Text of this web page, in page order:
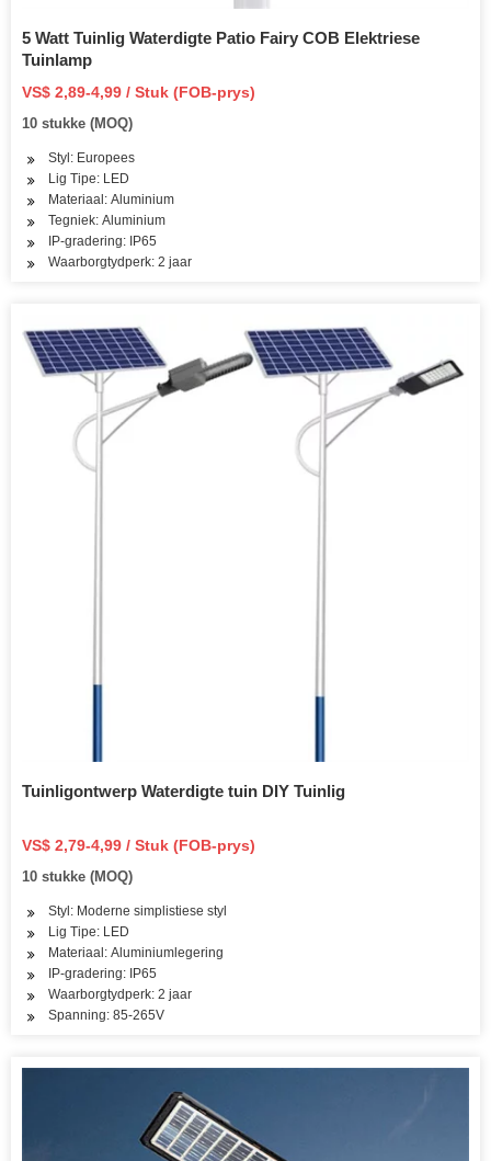
5 Watt Tuinlig Waterdigte Patio Fairy COB Elektriese
Tuinlamp
VS$ 2,89-4,99 / Stuk (FOB-prys)
10 stukke (MOQ)
Styl: Europees
Lig Tipe: LED
Materiaal: Aluminium
Tegniek: Aluminium
IP-gradering: IP65
Waarborgtydperk: 2 jaar
Tuinligontwerp Waterdigte tuin DIY Tuinlig
VS$ 2,79-4,99 / Stuk (FOB-prys)
10 stukke (MOQ)
Styl: Moderne simplistiese styl
Lig Tipe: LED
Materiaal: Aluminiumlegering
IP-gradering: IP65
Waarborgtydperk: 2 jaar
Spanning: 85-265V